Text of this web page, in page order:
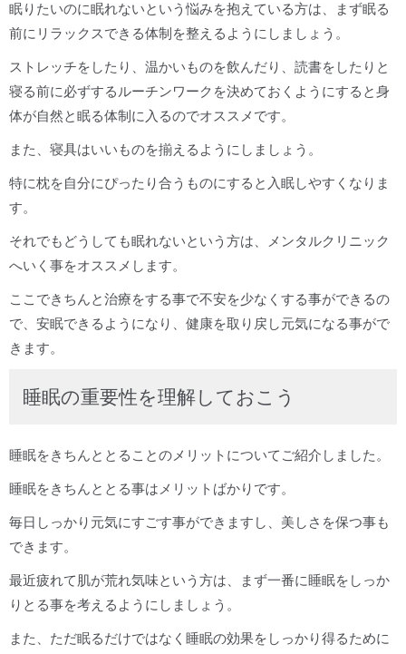
眠りたいのに眠れないという悩みを抱えている方は、まず眠る
前にリラックスできる体制を整えるようにしましょう。
ストレッチをしたり、温かいものを飲んだり、読書をしたりと
寝る前に必ずするルーチンワークを決めておくようにすると身
体が自然と眠る体制に入るのでオススメです。
また、寝具はいいものを揃えるようにしましょう。
特に枕を自分にぴったり合うものにすると入眠しやすくなりま
す。
それでもどうしても眠れないという方は、メンタルクリニック
へいく事をオススメします。
ここできちんと治療をする事で不安を少なくする事ができるの
で、安眠できるようになり、健康を取り戻し元気になる事がで
きます。
睡眠の重要性を理解しておこう
睡眠をきちんととることのメリットについてご紹介しました。
睡眠をきちんととる事はメリットばかりです。
毎日しっかり元気にすごす事ができますし、美しさを保つ事も
できます。
最近疲れて肌が荒れ気味という方は、まず一番に睡眠をしっか
りとる事を考えるようにしましょう。
また、ただ眠るだけではなく睡眠の効果をしっかり得るために